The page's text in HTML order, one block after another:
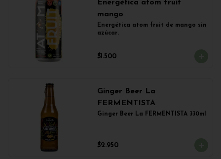
Energética atom fruit
mango
Energética atom fruit de mango sin
azúcar.
$1.500
Ginger Beer La
FERMENTISTA
Ginger Beer La FERMENTISTA 330ml
$2.950